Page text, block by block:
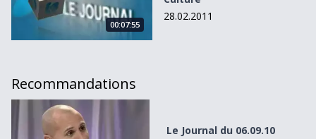
00:07:55
28.02.2011
Recommandations
Le Journal du 06.09.10
Le Journal du 06.09.10